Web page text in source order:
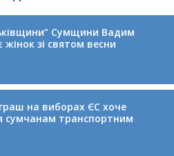
Сумщини Вадим
жінок зі святом весни
на виборах ЄС хоче
сумчанам транспортним